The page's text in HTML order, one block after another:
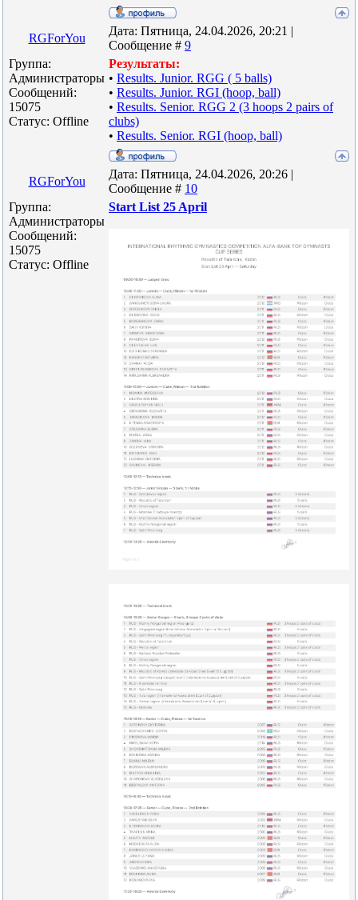
RGForYou
Дата: Пятница, 24.04.2026, 20:21 |
Сообщение # 9
Группа:
Администраторы
Сообщений:
15075
Статус: Offline
Результаты:
• Results. Junior. RGG ( 5 balls)
• Results. Junior. RGI (hoop, ball)
• Results. Senior. RGG 2 (3 hoops 2 pairs of
clubs)
• Results. Senior. RGI (hoop, ball)
RGForYou
Дата: Пятница, 24.04.2026, 20:26 |
Сообщение # 10
Группа:
Администраторы
Сообщений:
15075
Статус: Offline
Start List 25 April